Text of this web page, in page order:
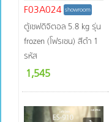
หมุน
(กุญแจ
2 ชุด)
ระบบ
หมุน
รหัส
(กุญแจ
3 ชุด)
ระบบ
F03A024 showroom
ตู้เซฟดิจิตอล 5.8 kg รุ่น
frozen (โฟรเซน) สีดำ 1
รหัส
1,545